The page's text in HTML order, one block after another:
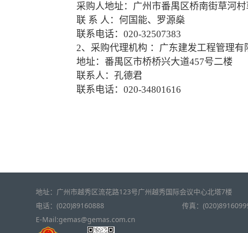
采购人地址：广州市番禺区桥南街草河
联 系 人： 何国能、罗源燊
联系电话： 020-32507383
2、采购代理机构 ：广东建发工程管理有
地址：番禺区市桥桥兴大道457号二楼
联系人： 孔德君
联系电话： 020-34801616
地址：广州市越秀区流花路123号广州越秀国际会议中心北塔7楼
电话：(020)89160888
传真：
E-Mail:gemas@gemas.com.cn